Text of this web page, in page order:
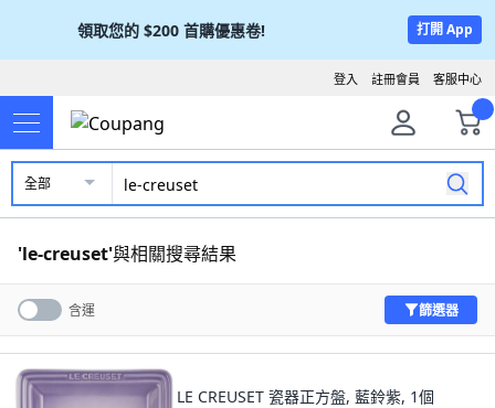
領取您的 $200 首購優惠卷! 打開 App
客服中心
註冊會員
登入
全部
'le-creuset'與相關搜尋結果
含運 篩選器
LE CREUSET 瓷器正方盤, 藍鈴紫, 1個